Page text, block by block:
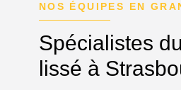
NOS ÉQUIPES EN
Spécialistes
lissé à